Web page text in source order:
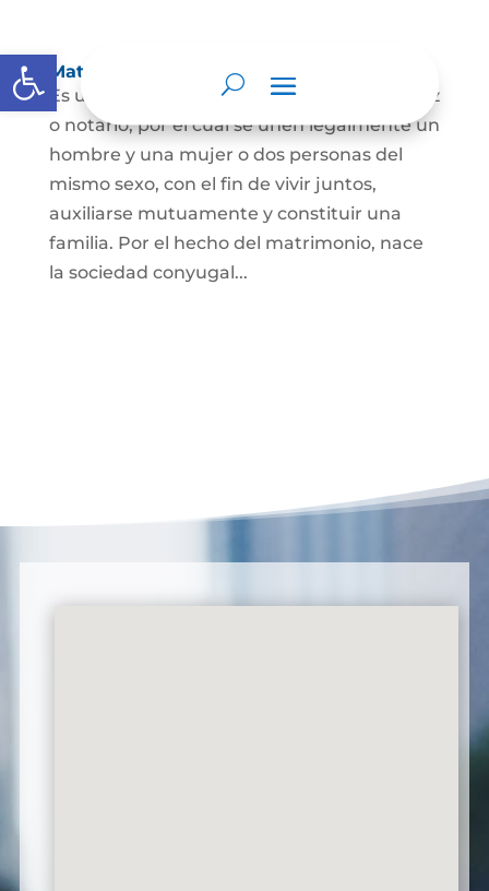
Abrir barra de herramientas
Matrimonio Civil
Es un contrato solemne celebrado ante juez
o notario, por el cual se unen legalmente un
hombre y una mujer o dos personas del
mismo sexo, con el fin de vivir juntos,
auxiliarse mutuamente y constituir una
familia. Por el hecho del matrimonio, nace
la sociedad conyugal...